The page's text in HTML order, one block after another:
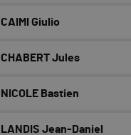
CAIMI Giulio
CHABERT Jules
NICOLE Bastien
LANDIS Jean-Daniel